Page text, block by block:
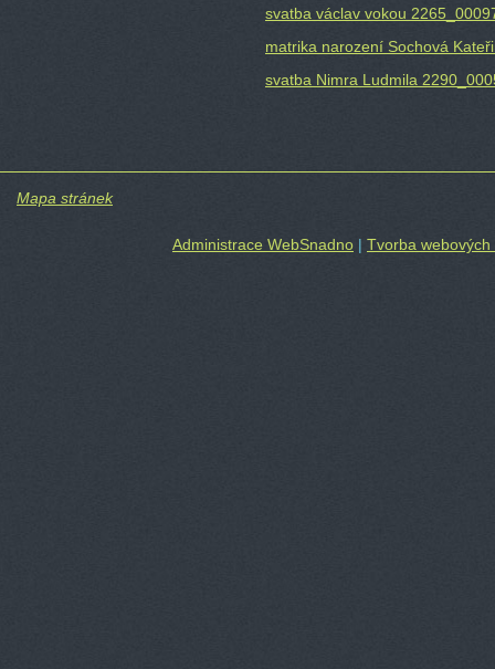
svatba václav vokou
matrika narození Sochová
svatba Nimra Ludmila
Mapa stránek
Administrace WebSnadno | Tvorba